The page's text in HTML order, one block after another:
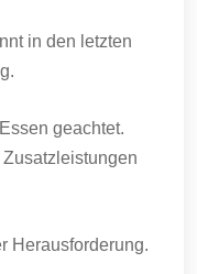
in den letzten
geachtet.
Herausforderung.